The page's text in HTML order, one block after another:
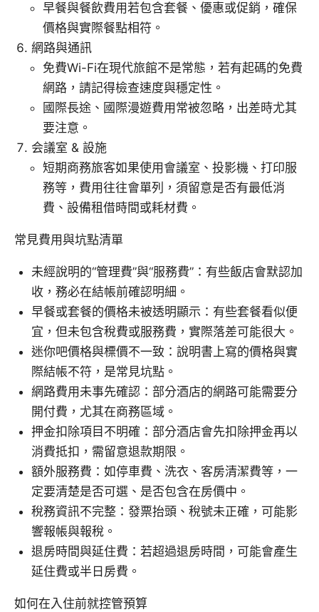
早餐與餐飲費用若包含套餐、優惠或促銷，確保
價格與實際餐點相符。
網路與通訊
免費Wi-Fi在現代旅館不是常態，若有起碼的免費
網路，請記得檢查速度與穩定性。
國際長途、國際漫遊費用常被忽略，出差時尤其
要注意。
会議室 & 設施
短期商務旅客如果使用會議室、投影機、打印服
務等，費用往往會單列，須留意是否有最低消
費、設備租借時間或耗材費。
常見費用與坑點清單
未經說明的“管理費”與“服務費”：有些飯店會默認加
收，務必在結帳前確認明細。
早餐或套餐的價格未被透明顯示：有些套餐看似便
宜，但未包含稅費或服務費，實際落差可能很大。
迷你吧價格與標價不一致：說明書上寫的價格與實
際結帳不符，是常見坑點。
網路費用未事先確認：部分酒店的網路可能需要分
開付費，尤其在商務區域。
押金扣除項目不明確：部分酒店會先扣除押金再以
消費抵扣，需留意退款期限。
額外服務費：如停車費、洗衣、客房清潔費等，一
定要清楚是否可選、是否包含在房價中。
稅務資訊不完整：發票抬頭、稅號未正確，可能影
響報帳與報稅。
退房時間與延住費：若超過退房時間，可能會產生
延住費或半日房費。
如何在入住前就控管預算